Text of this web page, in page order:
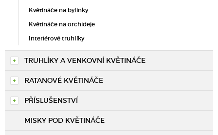
Květináče na bylinky
Květináče na orchideje
Interiérové truhlíky
TRUHLÍKY A VENKOVNÍ KVĚTINÁČE
RATANOVÉ KVĚTINÁČE
PŘÍSLUŠENSTVÍ
MISKY POD KVĚTINÁČE